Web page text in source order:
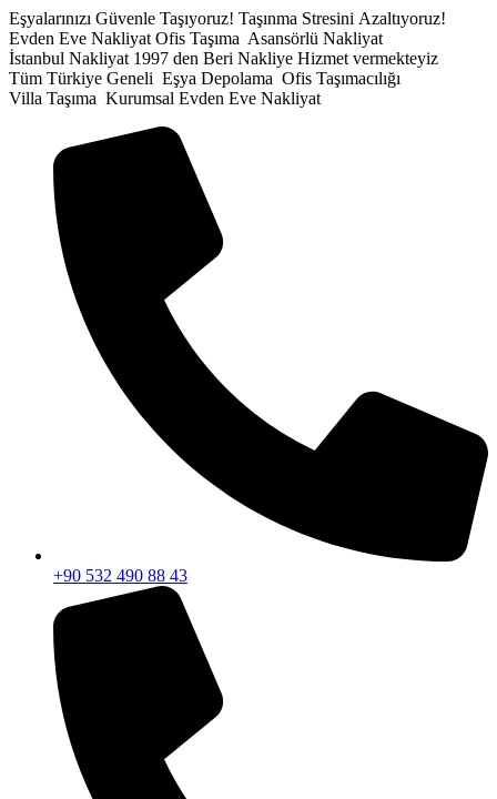
İçeriğe
atla
Eşyalarınızı Güvenle Taşıyoruz! Taşınma Stresini Azaltıyoruz!
Evden Eve Nakliyat Ofis Taşıma Asansörlü Nakliyat
İstanbul Nakliyat 1997 den Beri Nakliye Hizmet vermekteyiz
Tüm Türkiye Geneli Eşya Depolama Ofis Taşımacılığı
Villa Taşıma Kurumsal Evden Eve Nakliyat
+90 532 490 88 43